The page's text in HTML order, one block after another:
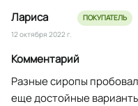
Лариса
12 октября 2022 г.
ПОКУПАТЕЛЬ
Комментарий
Разные сиропы
еще достойные